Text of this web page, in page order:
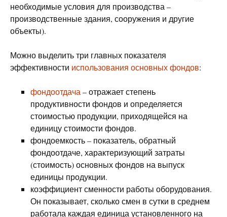
необходимые условия для производства –
производственные здания, сооружения и другие
объекты).
Можно выделить три главных показателя
эффективности использования основных фондов:
фондоотдача – отражает степень
продуктивности фондов и определяется
стоимостью продукции, приходящейся на
единицу стоимости фондов.
фондоемкость – показатель, обратный
фондоотдаче, характеризующий затраты
(стоимость) основных фондов на выпуск
единицы продукции.
коэффициент сменности работы оборудования.
Он показывает, сколько смен в сутки в среднем
работала каждая единица установленного на